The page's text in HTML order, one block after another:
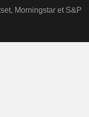
Morningstar et S&P